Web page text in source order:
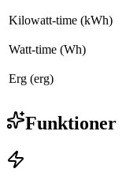
Kilowatt-time (kWh)
Watt-time (Wh)
Erg (erg)
Funktioner